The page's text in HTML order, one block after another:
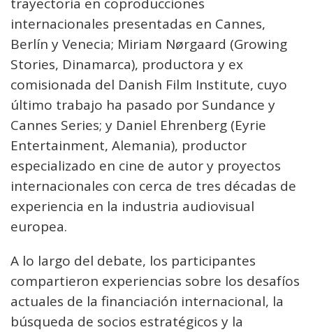
internacionales presentadas en Cannes,
Berlín y Venecia; Miriam Nørgaard (Growing
Stories, Dinamarca), productora y ex
comisionada del Danish Film Institute, cuyo
último trabajo ha pasado por Sundance y
Cannes Series; y Daniel Ehrenberg (Eyrie
Entertainment, Alemania), productor
especializado en cine de autor y proyectos
internacionales con cerca de tres décadas de
experiencia en la industria audiovisual
europea.
A lo largo del debate, los participantes
compartieron experiencias sobre los desafíos
actuales de la financiación internacional, la
búsqueda de socios estratégicos y la